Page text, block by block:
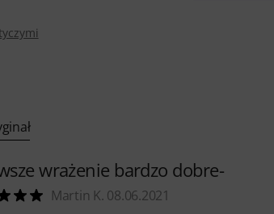
wrażenie bardzo dobre-
Martin K. 08.06.2021